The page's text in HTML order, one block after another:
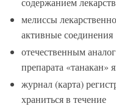
мелиссы
активные соединения
отечественным
препарата «танакан»
журнал (карта)
храниться в течение